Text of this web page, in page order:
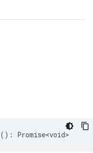
() : Promise<void>